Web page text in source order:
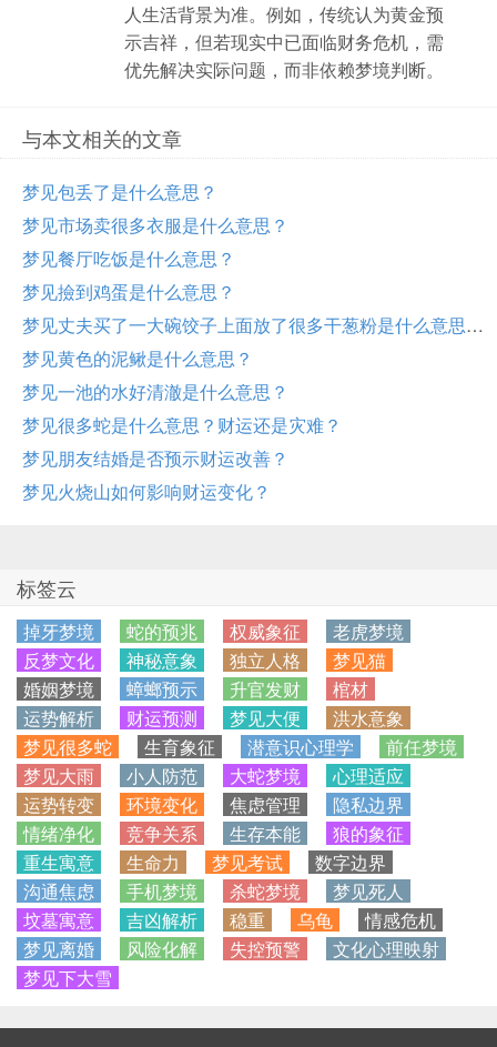
人生活背景为准。例如，传统认为黄金预
示吉祥，但若现实中已面临财务危机，需
优先解决实际问题，而非依赖梦境判断。
与本文相关的文章
梦见包丢了是什么意思？
梦见市场卖很多衣服是什么意思？
梦见餐厅吃饭是什么意思？
梦见撿到鸡蛋是什么意思？
梦见丈夫买了一大碗饺子上面放了很多干葱粉是什么意思？
梦见黄色的泥鳅是什么意思？
梦见一池的水好清澈是什么意思？
梦见很多蛇是什么意思？财运还是灾难？
梦见朋友结婚是否预示财运改善？
梦见火烧山如何影响财运变化？
标签云
掉牙梦境 蛇的预兆 权威象征
老虎梦境
反梦文化
神秘意象 独立人格
梦见猫
婚姻梦境
蟑螂预示 升官发财
棺材
运势解析
财运预测 梦见大便
洪水意象
梦见很多蛇
生育象征 潜意识心理学
前任梦境
梦见大雨
小人防范 大蛇梦境
心理适应
运势转变
环境变化 焦虑管理
隐私边界
情绪净化
竞争关系 生存本能
狼的象征
重生寓意
生命力 梦见考试
数字边界
沟通焦虑
手机梦境 杀蛇梦境
梦见死人
坟墓寓意
吉凶解析 稳重 乌龟
情感危机
梦见离婚
风险化解 失控预警
文化心理映射
梦见下大雪